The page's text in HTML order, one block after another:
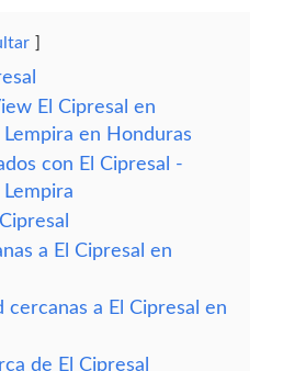
El Cipresal en
en Honduras
con El Cipresal -
a El Cipresal en
cercanas a El Cipresal en
de El Cipresal